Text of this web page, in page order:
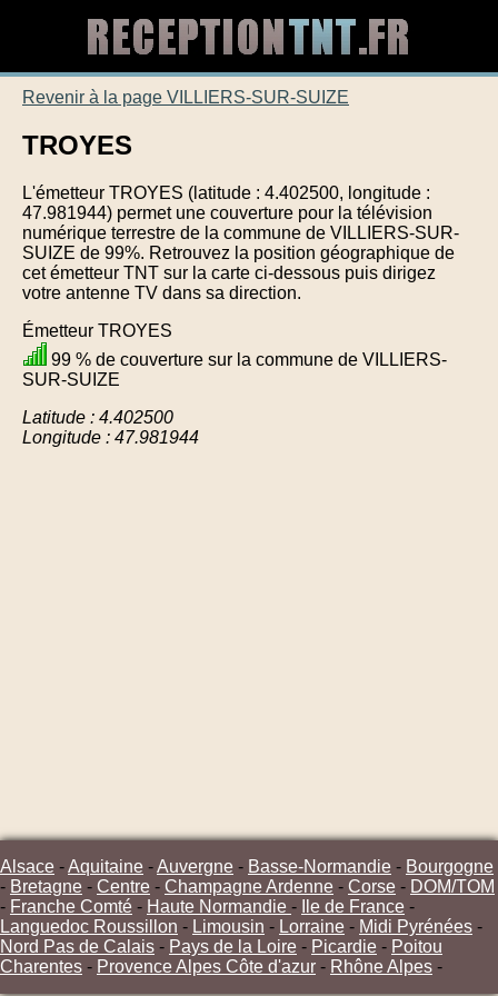
Revenir à la page VILLIERS-SUR-SUIZE
TROYES
L'émetteur TROYES (latitude : 4.402500, longitude :
47.981944) permet une couverture pour la télévision
numérique terrestre de la commune de VILLIERS-SUR-
SUIZE de 99%. Retrouvez la position géographique de
cet émetteur TNT sur la carte ci-dessous puis dirigez
votre antenne TV dans sa direction.
Émetteur TROYES
99 % de couverture sur la commune de VILLIERS-
SUR-SUIZE
Latitude : 4.402500
Longitude : 47.981944
Alsace -Aquitaine -Auvergne - Basse-Normandie - Bourgogne
- Bretagne - Centre - Champagne Ardenne - Corse - DOM/TOM
- Franche Comté - Haute Normandie - Ile de France -
Languedoc Roussillon - Limousin - Lorraine - Midi Pyrénées -
Nord Pas de Calais - Pays de la Loire - Picardie - Poitou
Charentes - Provence Alpes Côte d'azur - Rhône Alpes -